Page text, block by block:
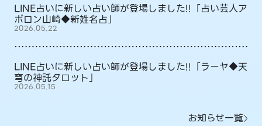
LINE占いに新しい占い師が登場しました!!「占い芸人ア
ポロン山崎◆新姓名占」
2026.05.22
LINE占いに新しい占い師が登場しました!!「ラーヤ◆天
穹の神託タロット」
2026.05.15
お知らせ一覧